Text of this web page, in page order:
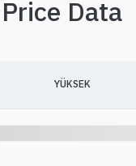
Data
YÜKSEK